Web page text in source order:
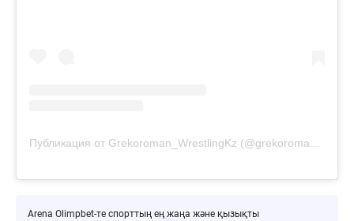
Arena Olimpbet-те спорттың ең жаңа және қызықты